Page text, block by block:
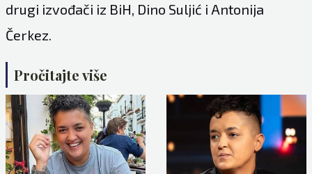
drugi izvođači iz BiH, Dino Suljić i Antonija
Čerkez.
Pročitajte više